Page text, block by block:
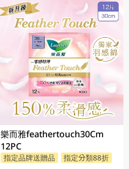
樂而雅feathertouch30Cm
12PC
指定品牌送贈品 指定分類88折